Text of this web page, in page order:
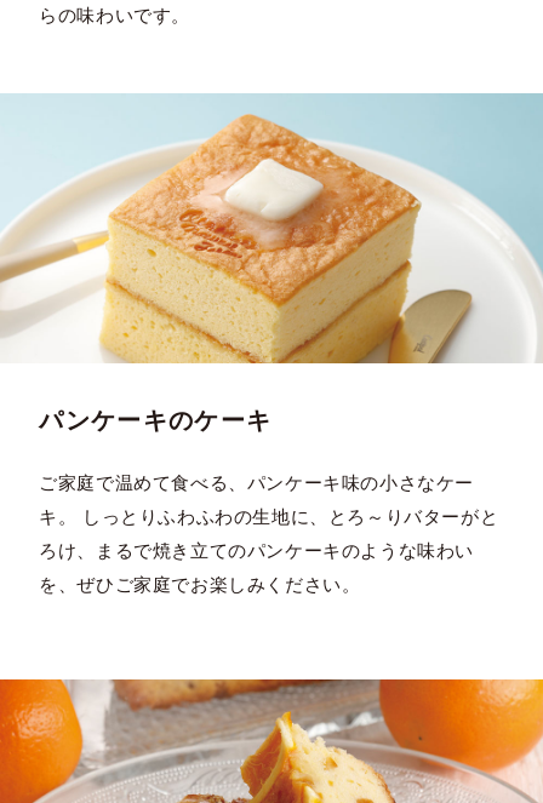
らの味わいです。
パンケーキのケーキ
ご家庭で温めて食べる、パンケーキ味の小さなケー
キ。 しっとりふわふわの生地に、とろ～りバターがと
ろけ、まるで焼き立てのパンケーキのような味わい
を、ぜひご家庭でお楽しみください。